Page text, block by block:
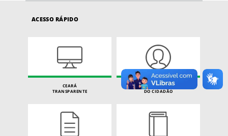
ACESSO RÁPIDO
CEARÁ
TRANSPARENTE
CARTA DE SERVIÇOS
DO CIDADÃO